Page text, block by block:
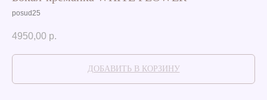
posud25
4950,00 р.
ДОБАВИТЬ В КОРЗИНУ